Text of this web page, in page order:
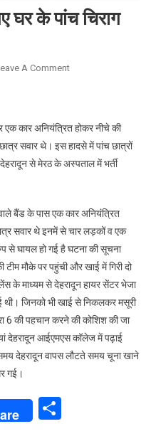
घर के पांच चिराग
A CommentOn
में
बुझ
गए
पांच
चिराग
कार अनियंत्रित होकर नीचे की
सवार थे। इस हादसे में पांच छात्रों
से मेरठ के अस्पताल में भर्ती
वाले बैंड के पास एक कार अनियंत्रित
सवार थे इनमें से चार लड़कों व एक
से घायल हो गई है घटना की सूचना
मौके पर पहुंची और खाई में गिरी दो
के माध्यम से देहरादून हायर सेंटर भेजा
थी। जिनको भी खाई से निकलकर मसूरी
6 की पहचान करने की कोशिश की जा
देहरादून आईएमएस कॉलेज में पढ़ाई
देहरादून वापस लौटते समय चूना खाने
गई।
Share